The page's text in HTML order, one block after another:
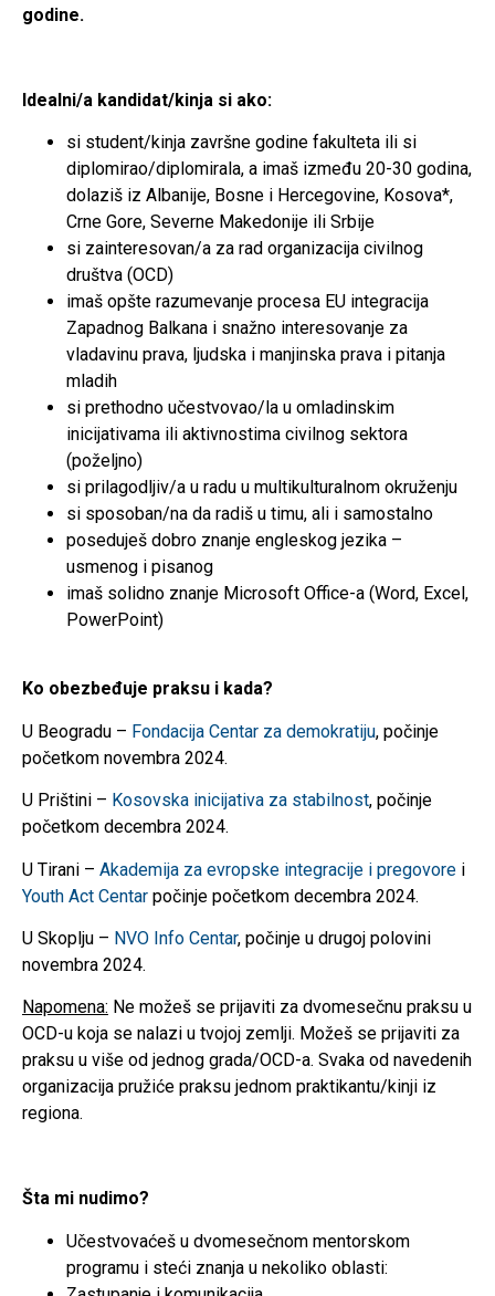
godine.
Idealni/a kandidat/kinja si ako:
si student/kinja završne godine fakulteta ili si
diplomirao/diplomirala, a imaš između 20-30 godina,
dolaziš iz Albanije, Bosne i Hercegovine, Kosova*,
Crne Gore, Severne Makedonije ili Srbije
si zainteresovan/a za rad organizacija civilnog
društva (OCD)
imaš opšte razumevanje procesa EU integracija
Zapadnog Balkana i snažno interesovanje za
vladavinu prava, ljudska i manjinska prava i pitanja
mladih
si prethodno učestvovao/la u omladinskim
inicijativama ili aktivnostima civilnog sektora
(poželjno)
si prilagodljiv/a u radu u multikulturalnom okruženju
si sposoban/na da radiš u timu, ali i samostalno
poseduješ dobro znanje engleskog jezika –
usmenog i pisanog
imaš solidno znanje Microsoft Office-a (Word, Excel,
PowerPoint)
Ko obezbeđuje praksu i kada?
U Beogradu – Fondacija Centar za demokratiju, počinje
početkom novembra 2024.
U Prištini – Kosovska inicijativa za stabilnost, počinje
početkom decembra 2024.
U Tirani – Akademija za evropske integracije i pregovore i
Youth Act Centar počinje početkom decembra 2024.
U Skoplju – NVO Info Centar, počinje u drugoj polovini
novembra 2024.
Napomena: Ne možeš se prijaviti za dvomesečnu praksu u
OCD-u koja se nalazi u tvojoj zemlji. Možeš se prijaviti za
praksu u više od jednog grada/OCD-a. Svaka od navedenih
organizacija pružiće praksu jednom praktikantu/kinji iz
regiona.
Šta mi nudimo?
Učestvovaćeš u dvomesečnom mentorskom
programu i steći znanja u nekoliko oblasti: